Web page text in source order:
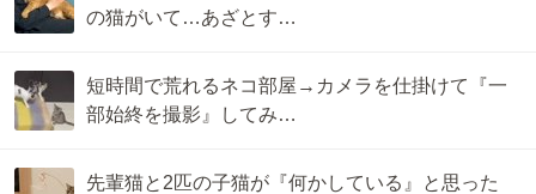
の猫がいて…あざとす…
短時間で荒れるネコ部屋→カメラを仕掛けて『一
部始終を撮影』してみ…
先輩猫と2匹の子猫が『何かしている』と思った